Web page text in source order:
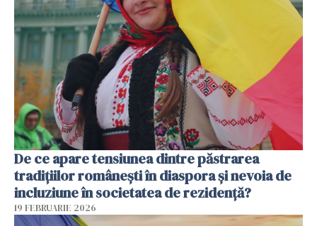
De ce apare tensiunea dintre păstrarea
tradițiilor românești în diaspora și nevoia de
incluziune în societatea de rezidență?
19 FEBRUARIE 2026